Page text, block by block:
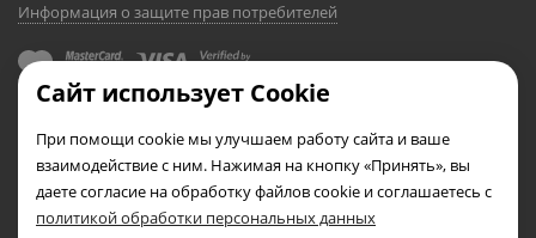
Информация о защите прав потребителей
Сайт использует Cookie
При помощи cookie мы улучшаем работу сайта и ваше
взаимодействие с ним. Нажимая на кнопку «Принять», вы
даете согласие на обработку файлов cookie и соглашаетесь с
политикой обработки персональных данных